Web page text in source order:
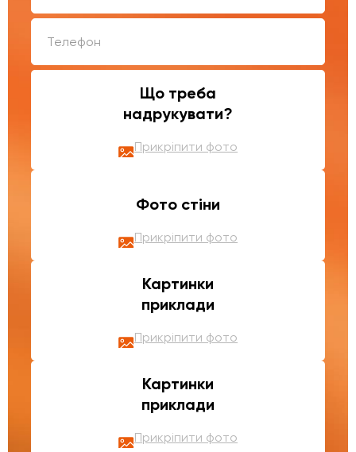
Що треба
надрукувати?
Прикріпити фото
Фото стіни
Прикріпити фото
Картинки
приклади
Прикріпити фото
Картинки
приклади
Прикріпити фото